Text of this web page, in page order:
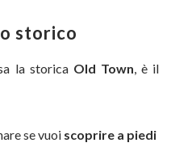
storico
la storica Old Town, è il
se vuoi scoprire a piedi